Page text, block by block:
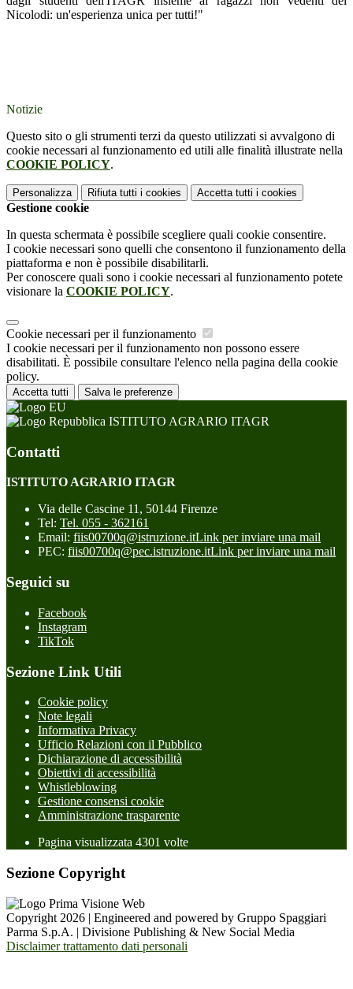
Nicolodi: un'esperienza unica per tutti!"
Notizie
Questo sito o gli strumenti terzi da questo utilizzati si avvalgono di
cookie necessari al funzionamento ed utili alle finalità illustrate nella
COOKIE POLICY.
Personalizza Rifiuta tutti i cookies Accetta tutti i cookies
Gestione cookie
In questa schermata è possibile scegliere quali cookie consentire.
I cookie necessari sono quelli che consentono il funzionamento della
piattaforma e non è possibile disabilitarli.
Per conoscere quali sono i cookie necessari al funzionamento potete
visionare la COOKIE POLICY.
Cookie necessari per il funzionamento
I cookie necessari per il funzionamento non possono essere
disabilitati. È possibile consultare l'elenco nella pagina della cookie
policy.
Accetta tutti Salva le preferenze
ISTITUTO AGRARIO ITAGR
Contatti
ISTITUTO AGRARIO ITAGR
Via delle Cascine 11, 50144 Firenze
Tel: Tel. 055 - 362161
Email: fiis00700q@istruzione.itLink per inviare una mail
PEC: fiis00700q@pec.istruzione.itLink per inviare una mail
Seguici su
Facebook
Instagram
TikTok
Sezione Link Utili
Cookie policy
Note legali
Informativa Privacy
Ufficio Relazioni con il Pubblico
Dichiarazione di accessibilità
Obiettivi di accessibilità
Whistleblowing
Gestione consensi cookie
Amministrazione trasparente
Pagina visualizzata 4301 volte
Sezione Copyright
Copyright 2026 | Engineered and powered by Gruppo Spaggiari
Parma S.p.A. | Divisione Publishing & New Social Media
Disclaimer trattamento dati personali